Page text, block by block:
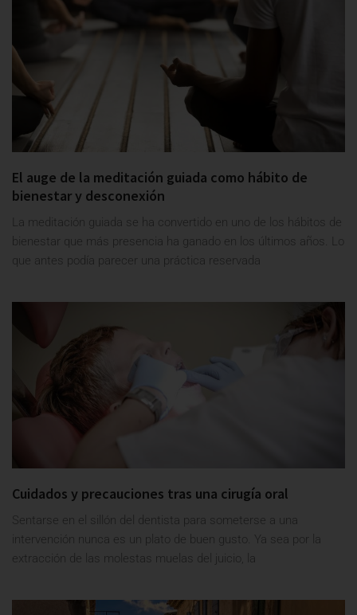
El auge de la meditación guiada como hábito de
bienestar y desconexión
La meditación guiada se ha convertido en uno de los hábitos de
bienestar que más presencia ha ganado en los últimos años. Lo
que antes podía parecer una práctica reservada
Cuidados y precauciones tras una cirugía oral
Sentarse en el sillón del dentista para someterse a una
intervención nunca es un plato de buen gusto. Ya sea por la
extracción de las molestas muelas del juicio, la